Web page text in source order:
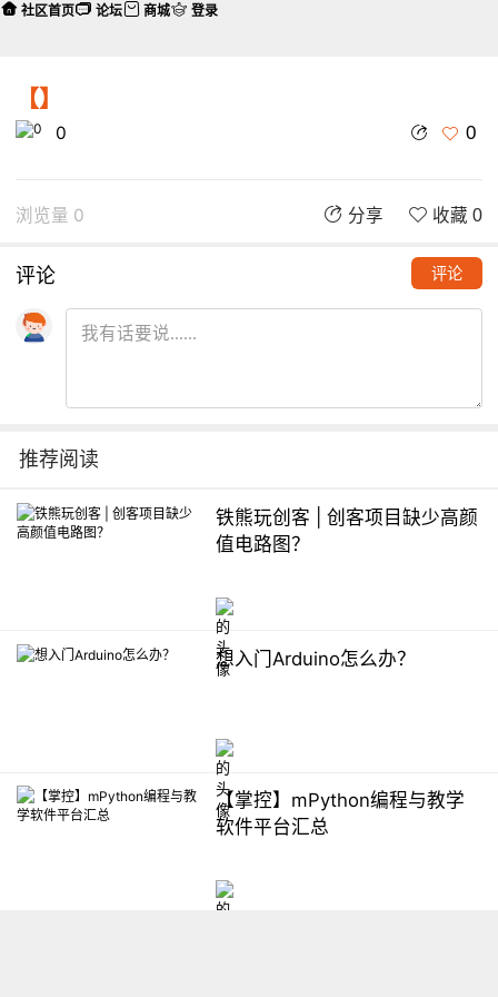
【】
0 0
浏览量 0 分享 收藏 0
评论 评论
推荐阅读
铁熊玩创客 | 创客项目缺少高颜
值电路图？
想入门Arduino怎么办？
【掌控】mPython编程与教学
软件平台汇总
社区首页 论坛 商城 登录